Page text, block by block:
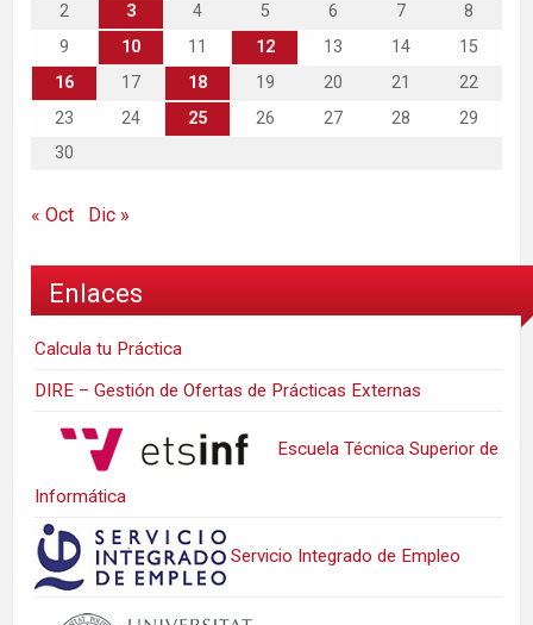
2
3 4 5 6 7
8
9
10 11 12 13 14
15
16
17 18 19 20 21
22
23
24 25 26 27 28
29
30
« Oct Dic »
Enlaces
Calcula tu Práctica
DIRE – Gestión de Ofertas de Prácticas Externas
Escuela Técnica Superior de
Informática
Servicio Integrado de Empleo